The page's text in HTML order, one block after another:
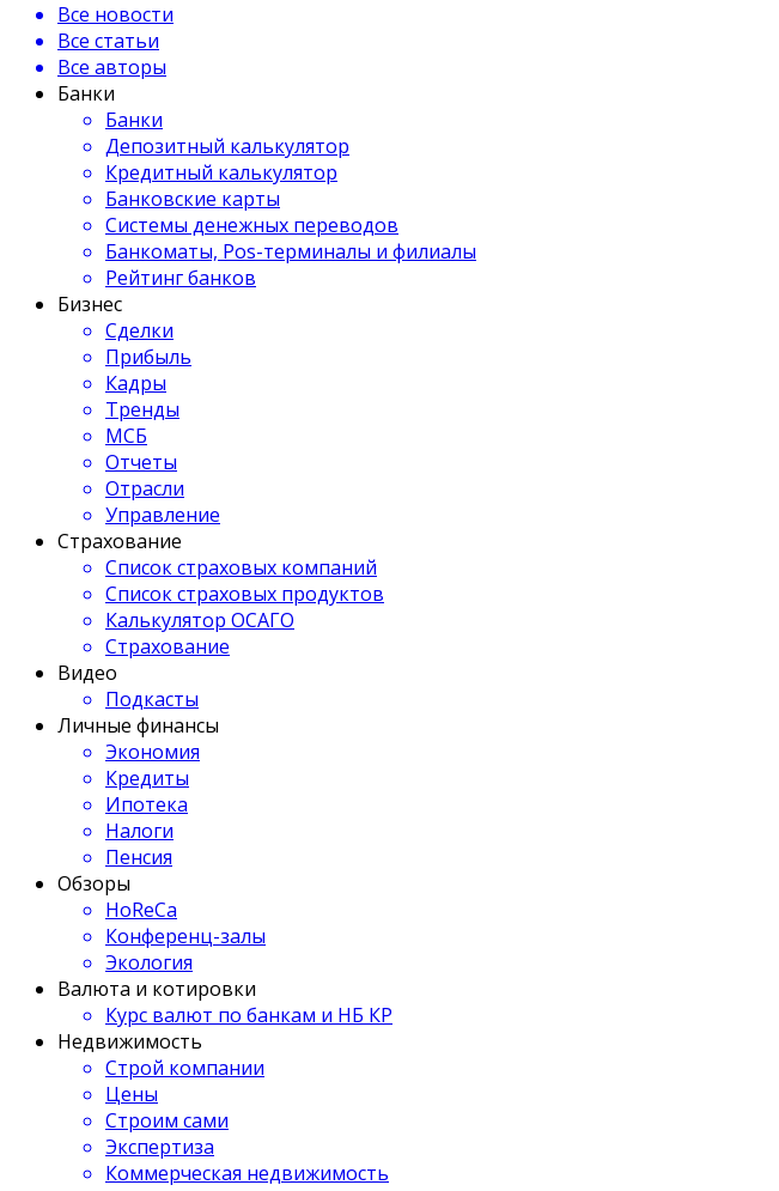
Все новости
Все статьи
Все авторы
Банки
Банки
Депозитный калькулятор
Кредитный калькулятор
Банковские карты
Системы денежных переводов
Банкоматы, Pos-терминалы и филиалы
Рейтинг банков
Бизнес
Сделки
Прибыль
Кадры
Тренды
МСБ
Отчеты
Отрасли
Управление
Страхование
Список страховых компаний
Список страховых продуктов
Калькулятор ОСАГО
Страхование
Видео
Подкасты
Личные финансы
Экономия
Кредиты
Ипотека
Налоги
Пенсия
Обзоры
HoReCa
Конференц-залы
Экология
Валюта и котировки
Курс валют по банкам и НБ КР
Недвижимость
Строй компании
Цены
Строим сами
Экспертиза
Коммерческая недвижимость